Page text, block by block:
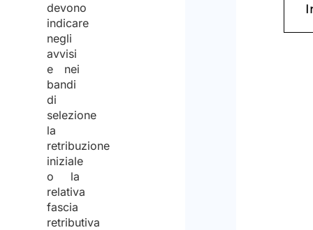
devono
indicare
negli
avvisi
e nei
bandi
di
selezione
la
retribuzione
iniziale
o la
relativa
fascia
retributiva